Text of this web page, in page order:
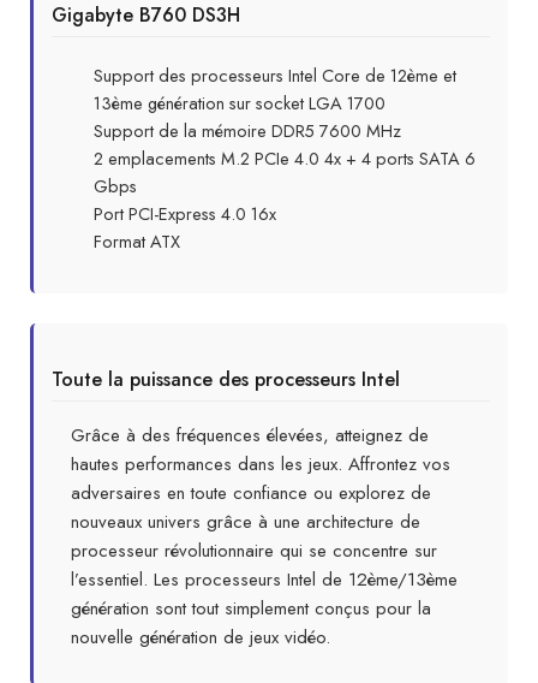
Gigabyte B760 DS3H
Support des processeurs Intel Core de 12ème et
13ème génération sur socket LGA 1700
Support de la mémoire DDR5 7600 MHz
2 emplacements M.2 PCIe 4.0 4x + 4 ports SATA 6
Gbps
Port PCI-Express 4.0 16x
Format ATX
Toute la puissance des processeurs Intel
Grâce à des fréquences élevées, atteignez de
hautes performances dans les jeux. Affrontez vos
adversaires en toute confiance ou explorez de
nouveaux univers grâce à une architecture de
processeur révolutionnaire qui se concentre sur
l’essentiel. Les processeurs Intel de 12ème/13ème
génération sont tout simplement conçus pour la
nouvelle génération de jeux vidéo.